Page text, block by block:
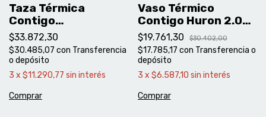
Taza Térmica
Contigo
Streeterville 414 ml
Rosa con Tapa | Mug
Térmico
$33.872,30
$30.485,07 con Transferencia
o depósito
3 x $11.290,77 sin interés
Vaso Térmico
Contigo Huron 2.0
473 ml – Blue Corn
$19.761,30 $30.402,00
$17.785,17 con Transferencia o
depósito
3 x $6.587,10 sin interés